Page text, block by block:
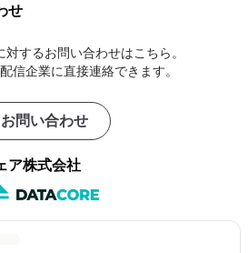
せ
するお問い合わせはこちら。
信企業に直接連絡できます。
お問い合わせ
ア株式会社